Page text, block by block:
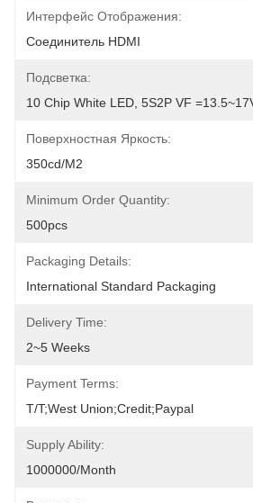
Интерфейс Отображения:
Соединитель HDMI
Подсветка:
10 Chip White LED, 5S2P VF
Поверхностная Яркость:
350cd/м2
Minimum Order Quantity:
500pcs
Packaging Details:
International Standard Packaging
Delivery Time:
2~5 Weeks
Payment Terms:
T/T;West Union;Credit;Paypal
Supply Ability:
1000000/month